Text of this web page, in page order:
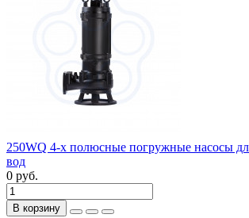
250WQ 4-х полюсные погружные насосы
вод
0 руб.
В корзину